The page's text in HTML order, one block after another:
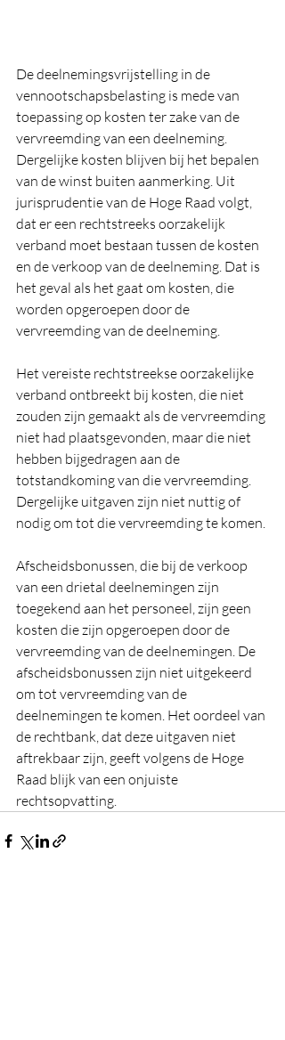
De deelnemingsvrijstelling in de
vennootschapsbelasting is mede van
toepassing op kosten ter zake van de
vervreemding van een deelneming.
Dergelijke kosten blijven bij het bepalen
van de winst buiten aanmerking. Uit
jurisprudentie van de Hoge Raad volgt,
dat er een rechtstreeks oorzakelijk
verband moet bestaan tussen de kosten
en de verkoop van de deelneming. Dat is
het geval als het gaat om kosten, die
worden opgeroepen door de
vervreemding van de deelneming.
Het vereiste rechtstreekse oorzakelijke
verband ontbreekt bij kosten, die niet
zouden zijn gemaakt als de vervreemding
niet had plaatsgevonden, maar die niet
hebben bijgedragen aan de
totstandkoming van die vervreemding.
Dergelijke uitgaven zijn niet nuttig of
nodig om tot die vervreemding te komen.
Afscheidsbonussen, die bij de verkoop
van een drietal deelnemingen zijn
toegekend aan het personeel, zijn geen
kosten die zijn opgeroepen door de
vervreemding van de deelnemingen. De
afscheidsbonussen zijn niet uitgekeerd
om tot vervreemding van de
deelnemingen te komen. Het oordeel van
de rechtbank, dat deze uitgaven niet
aftrekbaar zijn, geeft volgens de Hoge
Raad blijk van een onjuiste
rechtsopvatting.